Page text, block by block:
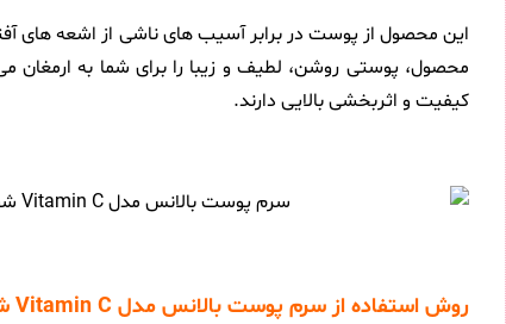
این محصول از پوست در برابر آسیب های ناشی از اشعه
محصول، پوستی روشن، لطیف و زیبا را برای شما به ارمغان
کیفیت و اثربخشی بالایی دارند.
روش استفاده از سرم پوست بالانس مدل Vitamin C شفاف و روشن کننده 30 میلی لیتر